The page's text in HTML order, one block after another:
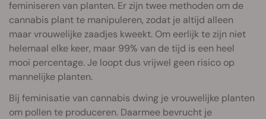
feminiseren van planten. Er zijn twee methoden om de
cannabis plant te manipuleren, zodat je altijd alleen
maar vrouwelijke zaadjes kweekt. Om eerlijk te zijn niet
helemaal elke keer, maar 99% van de tijd is een heel
mooi percentage. Je loopt dus vrijwel geen risico op
mannelijke planten.
Bij feminisatie van cannabis dwing je vrouwelijke planten
om pollen te produceren. Daarmee bevrucht je